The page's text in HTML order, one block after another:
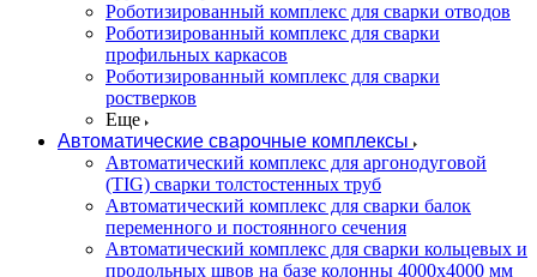
Роботизированный комплекс для сварки отводов
Роботизированный комплекс для сварки
профильных каркасов
Роботизированный комплекс для сварки
ростверков
Еще
Автоматические сварочные комплексы
Автоматический комплекс для аргонодуговой
(TIG) сварки толстостенных труб
Автоматический комплекс для сварки балок
переменного и постоянного сечения
Автоматический комплекс для сварки кольцевых и
продольных швов на базе колонны 4000x4000 мм